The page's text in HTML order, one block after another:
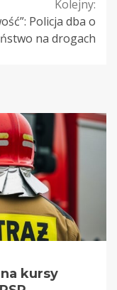
Kolejny:
Policja dba o
na drogach
kursy